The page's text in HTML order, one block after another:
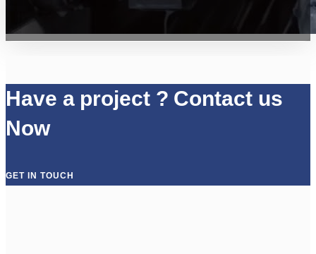
Have a project ? Contact us
Now
GET IN TOUCH